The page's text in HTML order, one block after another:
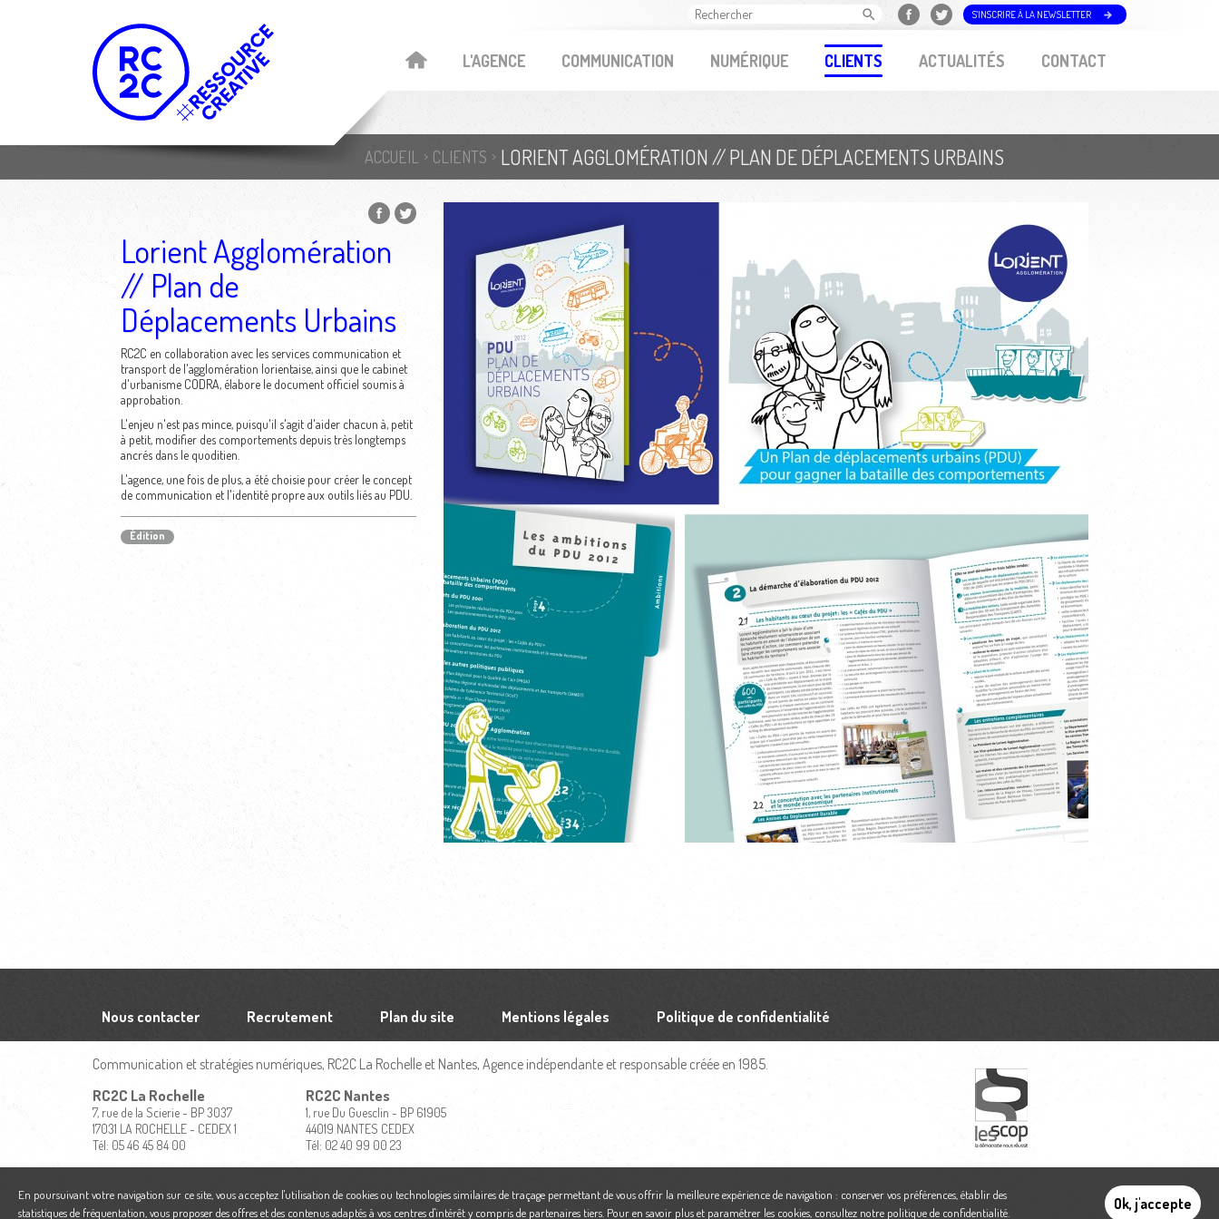
L'AGENCE COMMUNICATION NUMÉRIQUE CLIENTS ACTUALITÉS CONTACT
S'INSCRIRE À LA NEWSLETTER
ACCUEIL CLIENTS LORIENT AGGLOMÉRATION // PLAN DE DÉPLACEMENTS URBAINS
Lorient Agglomération
// Plan de
Déplacements Urbains
RC2C en collaboration avec les services communication et
transport de l'agglomération lorientaise, ainsi que le cabinet
d'urbanisme CODRA, élabore le document officiel soumis à
approbation.
L'enjeu n'est pas mince, puisqu'il s'agit d'aider chacun à, petit
à petit, modifier des comportements depuis très longtemps
ancrés dans le quoditien.
L'agence, une fois de plus, a été choisie pour créer le concept
de communication et l'identité propre aux outils liés au PDU.
Édition
Nous contacter Recrutement Plan du site Mentions légales Politique de confidentialité
Communication et stratégies numériques, RC2C La Rochelle et Nantes, Agence indépendante et responsable créée en 1985.
RC2C La Rochelle
7, rue de la Scierie - BP 3037
17031 LA ROCHELLE - CEDEX 1
Tél: 05 46 45 84 00
RC2C Nantes
1, rue Du Guesclin - BP 61905
44019 NANTES CEDEX
Tél: 02 40 99 00 23
En poursuivant votre navigation sur ce site, vous acceptez l'utilisation de cookies ou technologies similaires de traçage permettant de vous offrir la meilleure expérience de navigation : conserver vos préférences, établir des
statistiques de fréquentation, vous proposer des offres et des contenus adaptés à vos centres d'intérêt y compris de partenaires tiers. Pour en savoir plus et paramétrer les cookies, consultez notre politique de confidentialité Ok, j'accepte